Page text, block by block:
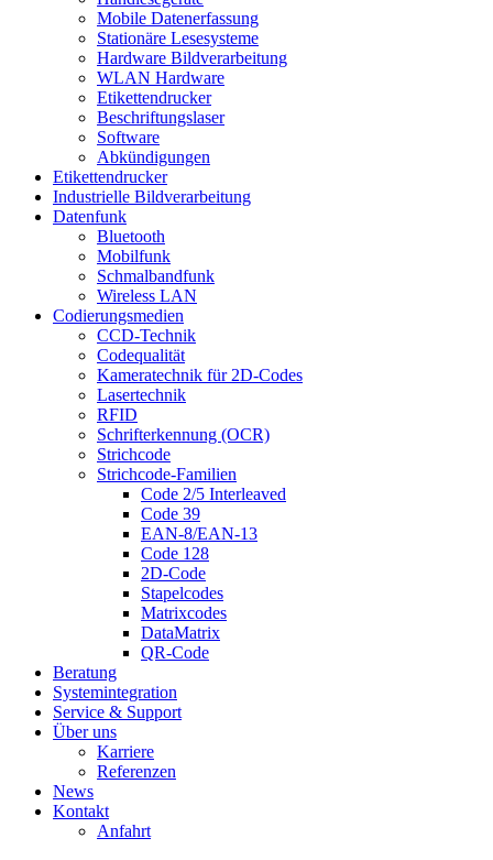
Mobile Datenerfassung
Stationäre Lesesysteme
Hardware Bildverarbeitung
WLAN Hardware
Etikettendrucker
Beschriftungslaser
Software
Abkündigungen
Etikettendrucker
Industrielle Bildverarbeitung
Datenfunk
Bluetooth
Mobilfunk
Schmalbandfunk
Wireless LAN
Codierungs­medien
CCD-Technik
Codequalität
Kameratechnik für 2D-Codes
Lasertechnik
RFID
Schrifterkennung (OCR)
Strichcode
Strichcode-Familien
Code 2/5 Interleaved
Code 39
EAN-8/EAN-13
Code 128
2D-Code
Stapelcodes
Matrixcodes
DataMatrix
QR-Code
Beratung
System­integration
Service & Support
Über uns
Karriere
Referenzen
News
Kontakt
Anfahrt